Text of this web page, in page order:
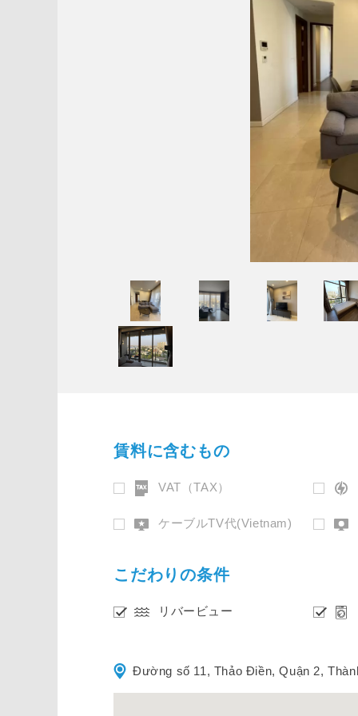
賃料に含むもの
VAT（TAX）
ケーブルTV代(Vietnam)
こだわりの条件
リバービュー
Đường số 11, Thảo Điền, Quận 2,